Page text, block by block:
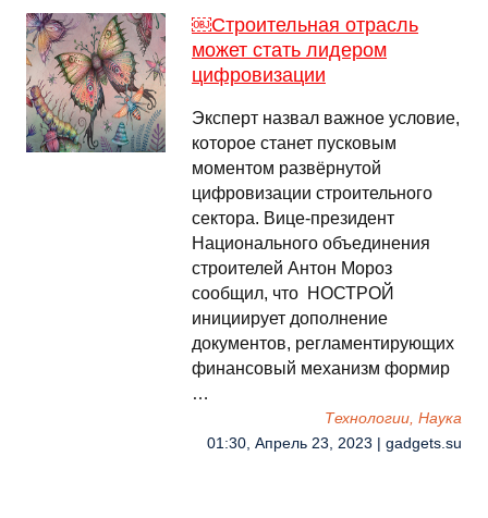
￼Строительная отрасль
может стать лидером
цифровизации
Эксперт назвал важное условие,
которое станет пусковым
моментом развёрнутой
цифровизации строительного
сектора. Вице-президент
Национального объединения
строителей Антон Мороз
сообщил, что НОСТРОЙ
инициирует дополнение
документов, регламентирующих
финансовый механизм формир
…
Технологии, Наука
01:30, Апрель 23, 2023 | gadgets.su